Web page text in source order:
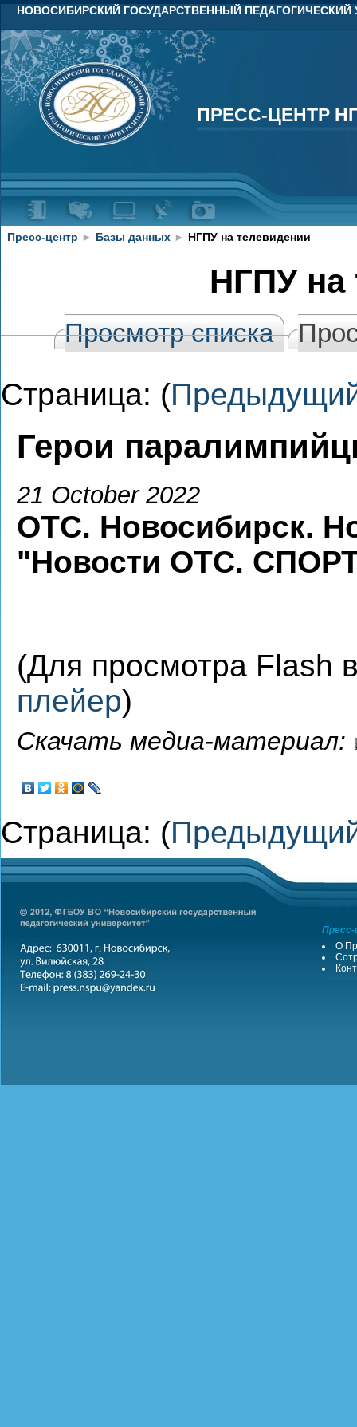
НОВОСИБИРСКИЙ ГОСУДАРСТВЕННЫЙ ПЕДАГОГИЧЕСКИЙ
ПРЕСС-ЦЕНТР
ПРЕСС-ЦЕНТР
Пресс-центр ► Базы данных ► НГПУ на телевидении
НГПУ на
Просмотр списка
Страница: (
Герои
21 October 2022
ОТС. Новосибирск.
"Новости ОТС.
(Для просмотра Flash
плейер)
Скачать медиа-материал:
Страница: (
О